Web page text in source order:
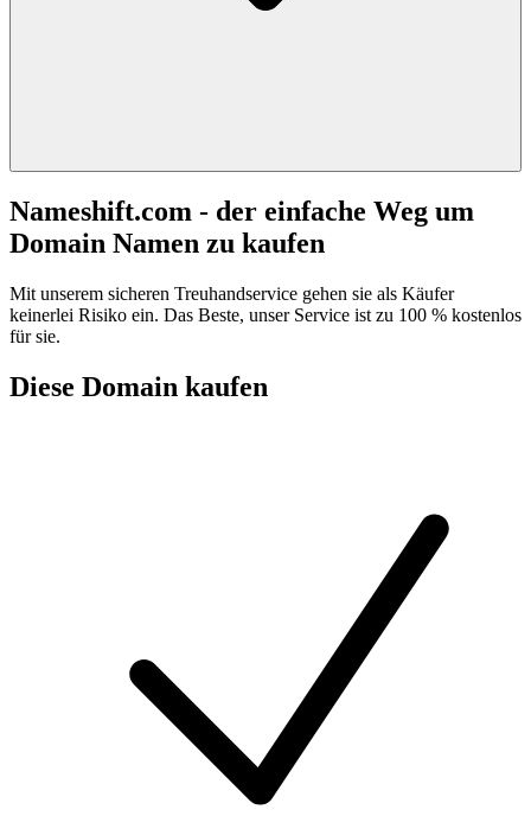
Nameshift.com - der einfache Weg um
Domain Namen zu kaufen
Mit unserem sicheren Treuhandservice gehen sie als Käufer
keinerlei Risiko ein. Das Beste, unser Service ist zu 100 % kostenlos
für sie.
Diese Domain kaufen